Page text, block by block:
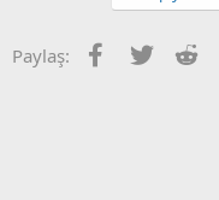
Paylaş: Facebook
Twitter